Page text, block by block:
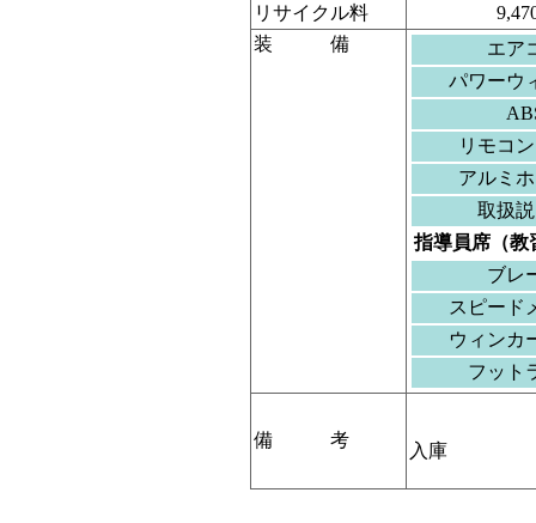
リサイクル料
装 備
エア
パワーウ
リモコ
アルミ
取扱
指導員席（教
ブレ
スピード
ウィンカ
フット
備 考
入庫